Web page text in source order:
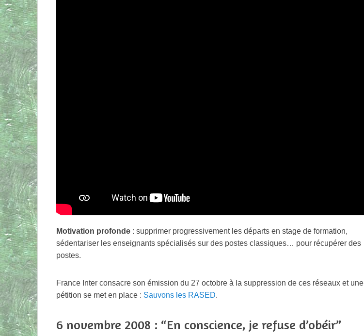
Motivation profonde : supprimer progressivement les départs en stage de formation,
sédentariser les enseignants spécialisés sur des postes classiques… pour récupérer des
postes.
France Inter consacre son émission du 27 octobre à la suppression de ces réseaux et une
pétition se met en place : Sauvons les RASED.
6 novembre 2008 : “En conscience, je refuse d’obéir”